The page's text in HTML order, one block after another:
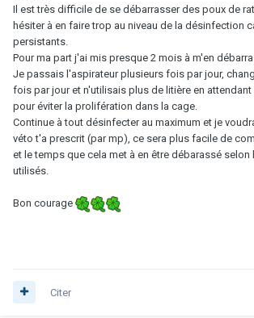
Il est très difficile de se débarrasser des poux de
hésiter à en faire trop au niveau de la désinfection
persistants.
Pour ma part j'ai mis presque 2 mois à m'en
Je passais l'aspirateur plusieurs fois par jour,
fois par jour et n'utilisais plus de litière en
pour éviter la prolifération dans la cage.
Continue à tout désinfecter au maximum et je
véto t'a prescrit (par mp), ce sera plus facile de
et le temps que cela met à en être débarassé
utilisés.
Bon courage
Citer